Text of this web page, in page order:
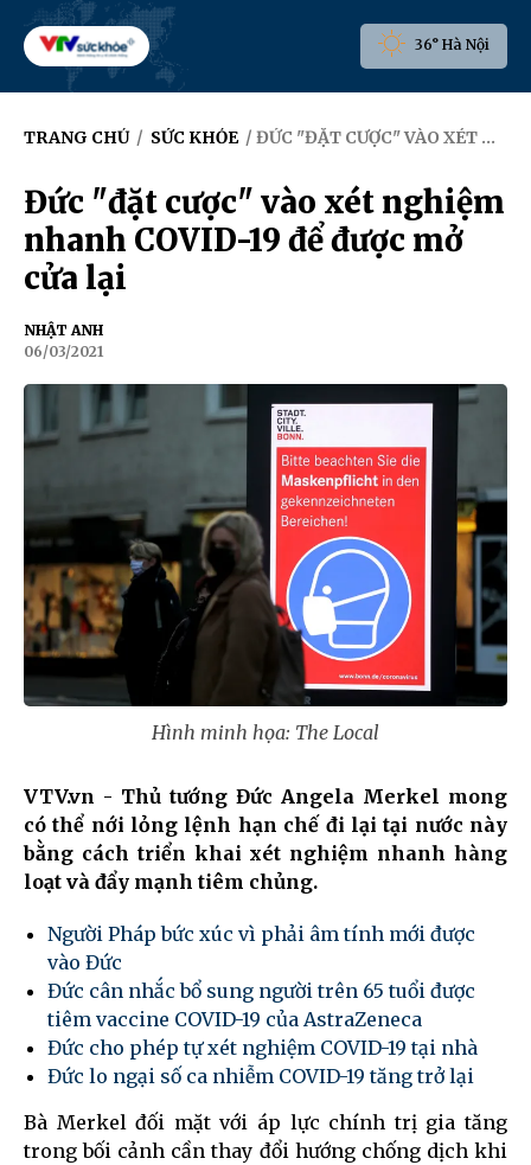
36° Hà Nội
TRANG CHỦ / SỨC KHỎE / ĐỨC "ĐẶT CƯỢC" VÀO XÉT NGHIỆM NHANH COVID-19 ĐỂ ĐƯỢC MỞ CỬA LẠI
Đức "đặt cược" vào xét nghiệm
nhanh COVID-19 để được mở
cửa lại
NHẬT ANH
06/03/2021
Hình minh họa: The Local
VTV.vn - Thủ tướng Đức Angela Merkel mong
có thể nới lỏng lệnh hạn chế đi lại tại nước này
bằng cách triển khai xét nghiệm nhanh hàng
loạt và đẩy mạnh tiêm chủng.
Người Pháp bức xúc vì phải âm tính mới được
vào Đức
Đức cân nhắc bổ sung người trên 65 tuổi được
tiêm vaccine COVID-19 của AstraZeneca
Đức cho phép tự xét nghiệm COVID-19 tại nhà
Đức lo ngại số ca nhiễm COVID-19 tăng trở lại
Bà Merkel đối mặt với áp lực chính trị gia tăng
trong bối cảnh cần thay đổi hướng chống dịch khi